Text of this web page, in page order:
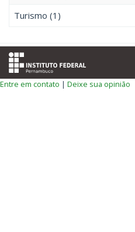
Turismo (1)
Entre em contato | Deixe sua opinião